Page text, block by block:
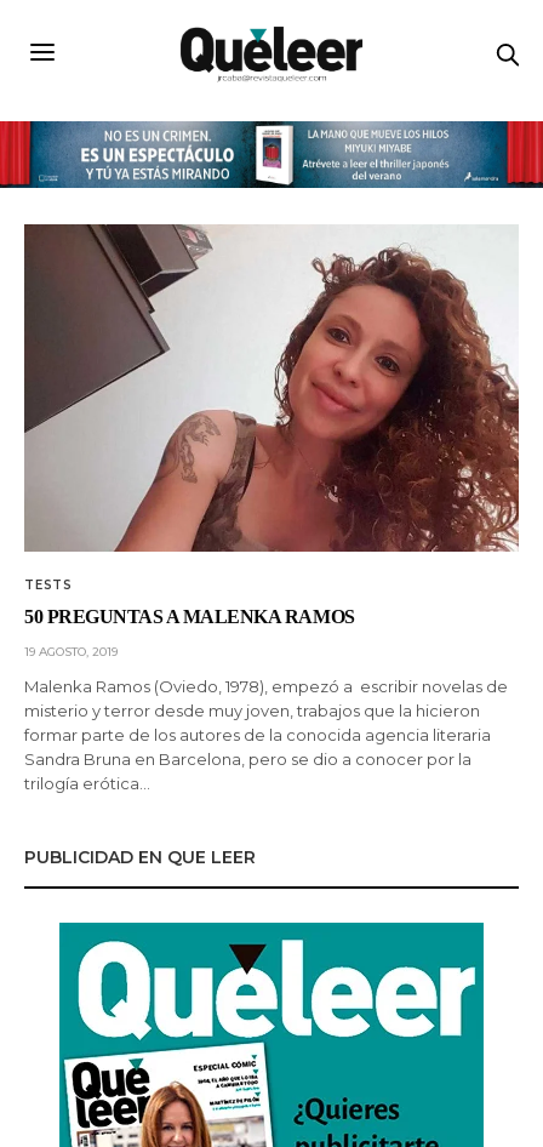
TESTS
50 PREGUNTAS A MALENKA RAMOS
19 AGOSTO, 2019
Malenka Ramos (Oviedo, 1978), empezó a escribir novelas de
misterio y terror desde muy joven, trabajos que la hicieron
formar parte de los autores de la conocida agencia literaria
Sandra Bruna en Barcelona, pero se dio a conocer por la
trilogía erótica…
PUBLICIDAD EN QUE LEER